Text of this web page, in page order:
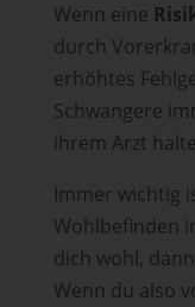
Wenn eine
durch
erhöhtes
Schwangere
ihrem Arzt
Immer wichtig
Wohlbefinden
dich wohl,
Wenn du also